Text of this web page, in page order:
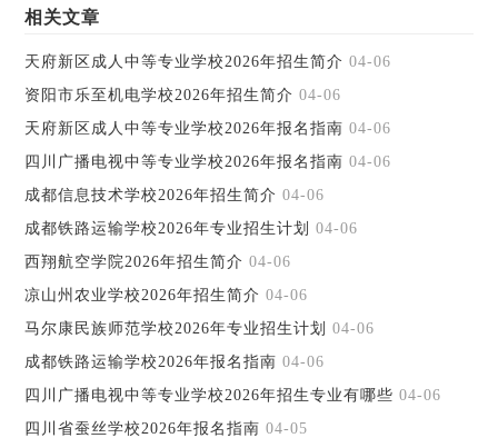
相关文章
天府新区成人中等专业学校2026年招生简介 04-06
资阳市乐至机电学校2026年招生简介 04-06
天府新区成人中等专业学校2026年报名指南 04-06
四川广播电视中等专业学校2026年报名指南 04-06
成都信息技术学校2026年招生简介 04-06
成都铁路运输学校2026年专业招生计划
04-06
西翔航空学院2026年招生简介 04-06
凉山州农业学校2026年招生简介 04-06
马尔康民族师范学校2026年专业招生计划
04-06
成都铁路运输学校2026年报名指南 04-06
四川广播电视中等专业学校2026年招生专业有哪些 04-06
四川省蚕丝学校2026年报名指南 04-05